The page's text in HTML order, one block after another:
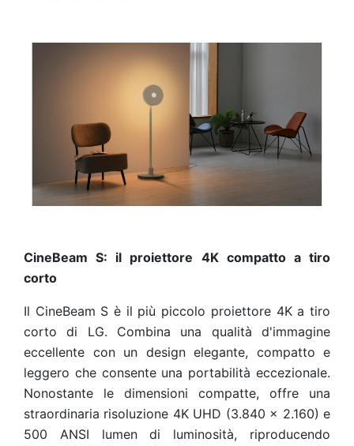
CineBeam S: il proiettore 4K compatto a tiro
corto
Il CineBeam S è il più piccolo proiettore 4K a tiro
corto di LG. Combina una qualità d'immagine
eccellente con un design elegante, compatto e
leggero che consente una portabilità eccezionale.
Nonostante le dimensioni compatte, offre una
straordinaria risoluzione 4K UHD (3.840 x 2.160) e
500 ANSI lumen di luminosità, riproducendo